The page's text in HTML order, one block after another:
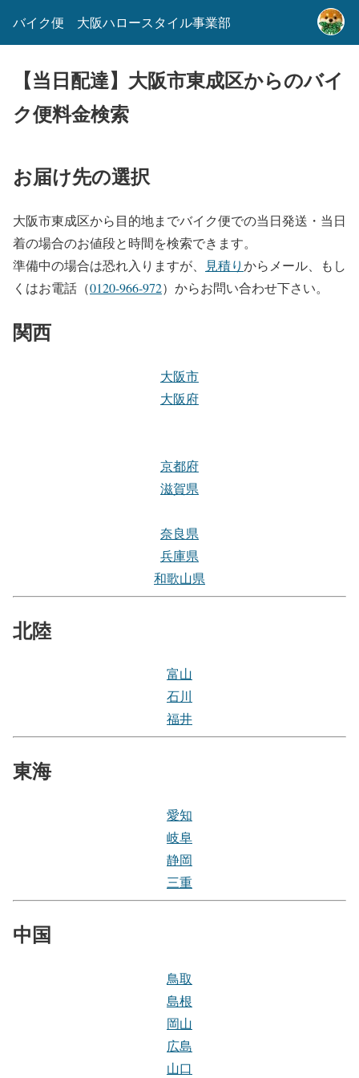
バイク便 大阪ハロースタイル事業部
【当日配達】大阪市東成区からのバイ
ク便料金検索
お届け先の選択
大阪市東成区から目的地までバイク便での当日発送・当日
着の場合のお値段と時間を検索できます。
準備中の場合は恐れ入りますが、
見積りからメール、もし
くはお電話（0120-966-972）からお問い合わせ下さい。
関西
大阪市
大阪府
京都府
滋賀県
奈良県
兵庫県
和歌山県
北陸
富山
石川
福井
東海
愛知
岐阜
静岡
三重
中国
鳥取
島根
岡山
広島
山口